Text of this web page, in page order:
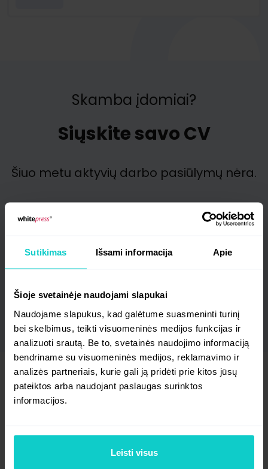
Sutikimas Išsami informacija Apie
Šioje svetainėje naudojami slapukai
Naudojame slapukus, kad galėtume suasmeninti turinį
bei skelbimus, teikti visuomeninės medijos funkcijas ir
analizuoti srautą. Be to, svetainės naudojimo informaciją
bendriname su visuomeninės medijos, reklamavimo ir
analizės partneriais, kurie gali ją pridėti prie kitos jūsų
pateiktos arba naudojant paslaugas surinktos
informacijos.
Leisti visus
Skamba įdomiai?
Siųskite savo CV
Šiuo metu aktyvių darbo pasiūlymų nėra.
Kreipkitės į mus, jei manote,
kad WhitePress® yra ta vieta, kurioje
norite augti
Siųskite savo CV
Kaip atrodo įdarbinimo